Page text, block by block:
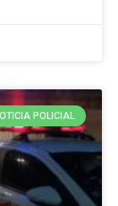
POLICIAL